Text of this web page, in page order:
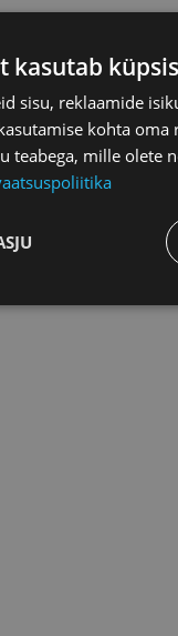
фирмами
вOlympic Park
kasutab
sisu, reklaamide
kohta
teabega, mille olete